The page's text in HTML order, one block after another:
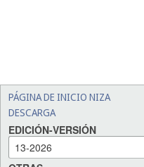
PÁGINA DE INICIO NIZA
DESCARGA
EDICIÓN-VERSIÓN